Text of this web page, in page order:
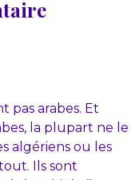
pas arabes. Et
la plupart ne le
algériens ou les
Ils sont